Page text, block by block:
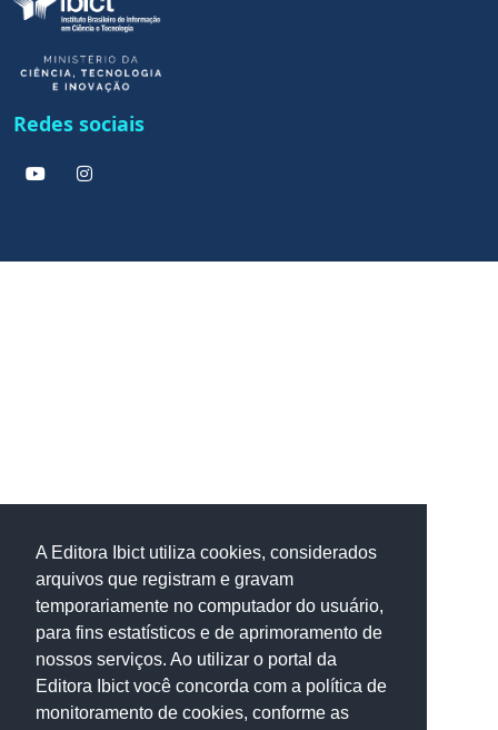
A Editora Ibict utiliza cookies, considerados
arquivos que registram e gravam
temporariamente no computador do usuário,
para fins estatísticos e de aprimoramento de
nossos serviços. Ao utilizar o portal da
Editora Ibict você concorda com a política de
monitoramento de cookies, conforme as
Redes sociais